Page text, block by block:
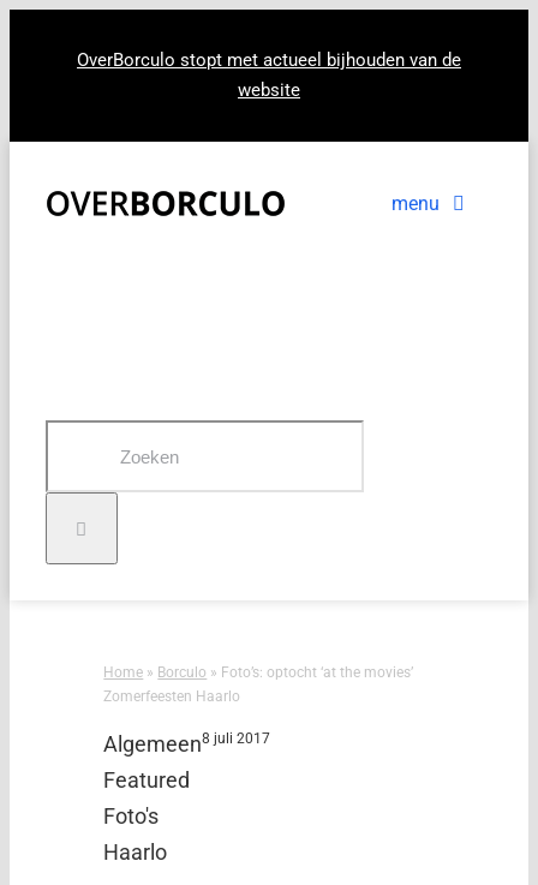
OverBorculo stopt met actueel bijhouden van de
website
menu
Home » Borculo » Foto’s: optocht ‘at the movies’
Zomerfeesten Haarlo
Algemeen
Featured
Foto's
Haarlo
8 juli 2017